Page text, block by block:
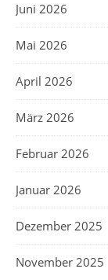
Juni 2026
Mai 2026
April 2026
März 2026
Februar 2026
Januar 2026
Dezember 2025
November 2025